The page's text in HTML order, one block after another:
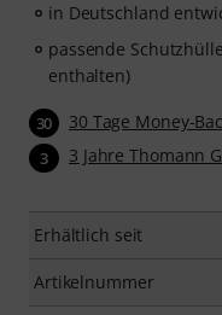
in Deutschland
passende
enthalten)
30 30 Tage Money-
3 3 Jahre Thomann
Erhältlich seit
Artikelnummer